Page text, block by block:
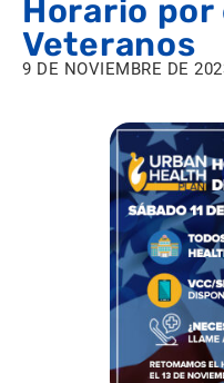
Horario por
Veteranos
9 DE NOVIEMBRE DE